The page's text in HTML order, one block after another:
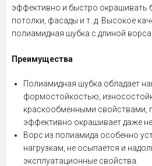
эффективно и быстро окрашивать
потолки, фасады и т. д. Высокое
полиамидная шубка с длиной ворса
Преимущества
Полиамидная шубка обладает
формостойкостью,
краскообменными свойствами,
эффективно окрашивает даже
Ворс из полиамида особенно
нагрузкам, не осыпается и
эксплуатационные свойства.